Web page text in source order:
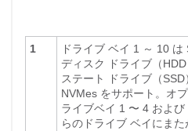
1
ドライブ ベイ 1 ～ 10 は
ディスク ドライブ（
ステート ドライブ（
NVMes をサポート。オ
ライブベイ 1 〜 4 およ
らのドライブ ベイにま